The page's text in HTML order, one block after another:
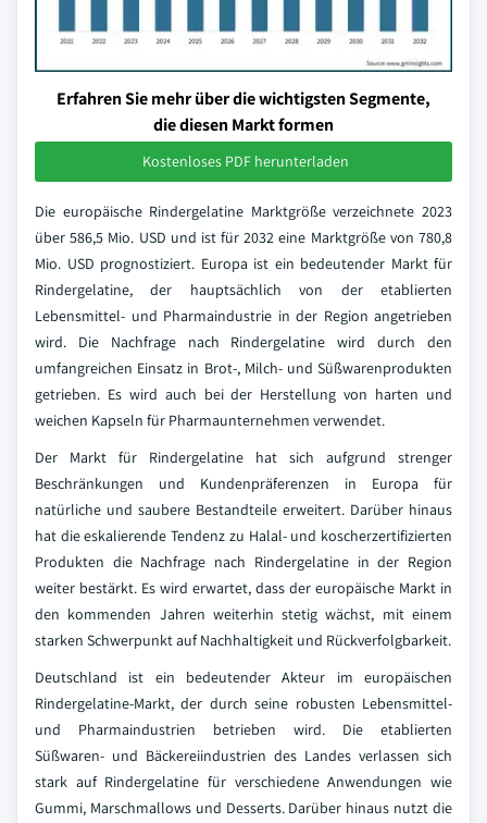
Erfahren Sie mehr über die wichtigsten Segmente,
die diesen Markt formen
Kostenloses PDF herunterladen
Die europäische Rindergelatine Marktgröße verzeichnete 2023
über 586,5 Mio. USD und ist für 2032 eine Marktgröße von 780,8
Mio. USD prognostiziert. Europa ist ein bedeutender Markt für
Rindergelatine, der hauptsächlich von der etablierten
Lebensmittel- und Pharmaindustrie in der Region angetrieben
wird. Die Nachfrage nach Rindergelatine wird durch den
umfangreichen Einsatz in Brot-, Milch- und Süßwarenprodukten
getrieben. Es wird auch bei der Herstellung von harten und
weichen Kapseln für Pharmaunternehmen verwendet.
Der Markt für Rindergelatine hat sich aufgrund strenger
Beschränkungen und Kundenpräferenzen in Europa für
natürliche und saubere Bestandteile erweitert. Darüber hinaus
hat die eskalierende Tendenz zu Halal- und koscherzertifizierten
Produkten die Nachfrage nach Rindergelatine in der Region
weiter bestärkt. Es wird erwartet, dass der europäische Markt in
den kommenden Jahren weiterhin stetig wächst, mit einem
starken Schwerpunkt auf Nachhaltigkeit und Rückverfolgbarkeit.
Deutschland ist ein bedeutender Akteur im europäischen
Rindergelatine-Markt, der durch seine robusten Lebensmittel-
und Pharmaindustrien betrieben wird. Die etablierten
Süßwaren- und Bäckereiindustrien des Landes verlassen sich
stark auf Rindergelatine für verschiedene Anwendungen wie
Gummi, Marschmallows und Desserts. Darüber hinaus nutzt die